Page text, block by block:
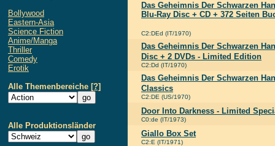
Bollywood
Eastern-Asia
Science Fiction
Anime/Manga
Thriller
Comedy
Erotik
Alle Themenbereiche [?]
Alle Produktionsländer
Das Geheimnis Der Schwarzen
Blu-Ray Disc + CD + 372 Seiten
C2:DEd (IT/1970)
Das Geheimnis Der Schwarzen
Disc + 2 DVDs - Limited Edition
C2:Dd (IT/1970)
Das Geheimnis Der Schwarzen
Classics
C2:DE (US/1970)
Door Into Darkness - Limited
C0:de (IT/1973)
Giallo Box Set
C2:E (IT/1971)